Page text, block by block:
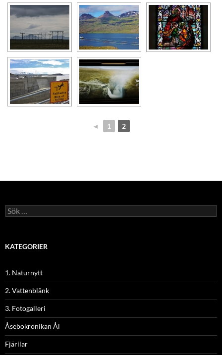
◄ 1 2
Sök
efter:
KATEGORIER
1. Naturnytt
2. Vattenblänk
3. Fotogalleri
Åsebokrönikan Ål
Fjärilar